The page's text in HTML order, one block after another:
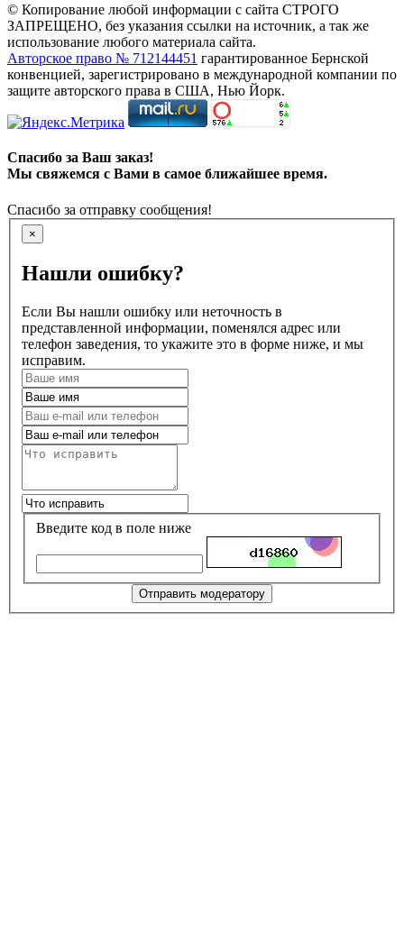
© Копирование любой информации с сайта СТРОГО
ЗАПРЕЩЕНО, без указания ссылки на источник, а так же
использование любого материала сайта.
Авторское право № 712144451 гарантированное Бернской
конвенцией, зарегистрировано в международной компании по
защите авторского права в США, Нью Йорк.
Спасибо за Ваш заказ!
Мы свяжемся с Вами в самое ближайшее время.
Спасибо за отправку сообщения!
×
Нашли ошибку?
Если Вы нашли ошибку или неточность в
представленной информации, поменялся адрес или
телефон заведения, то укажите это в форме ниже, и мы
исправим.
Введите код в поле ниже
Отправить модератору